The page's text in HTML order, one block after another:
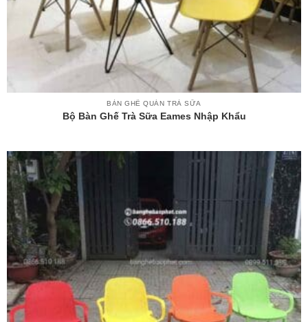
BÀN GHẾ QUÁN TRÀ SỮA
Bộ Bàn Ghế Trà Sữa Eames Nhập Khẩu